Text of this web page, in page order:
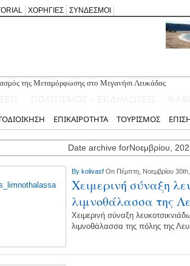
ΧΟΡΗΓΙΕΣ ΣΥΝΔΕΣΜΟΙ
της Μεταμόρφωσης στο Μεγανήσι Λευκάδας
και ώρες λειτουργίας του Περιφερειακού Ιατρείου
ΕΠΙΚΑΙΡΟΤΗΤΑ ΤΟΥΡΙΣΜΟΣ
Date archive forΝοεμβρίου,
By kolivasf On Πέμπτη, Νοεμβρίου
Χειμερινή σύναξη
λιμνοθάλασσα της
Χειμερινή σύναξη
λιμνοθάλασσα της πόλης της